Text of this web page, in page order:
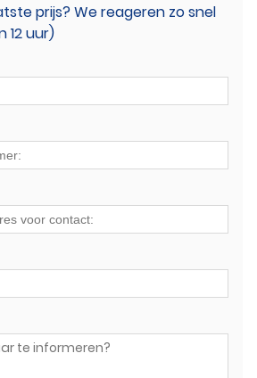
prijs? We reageren zo snel
12 uur)